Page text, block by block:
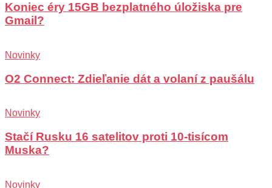
Koniec éry 15GB bezplatného úložiska pre
Gmail?
Novinky
O2 Connect: Zdieľanie dát a volaní z paušálu
Novinky
Stačí Rusku 16 satelitov proti 10-tisícom
Muska?
Novinky